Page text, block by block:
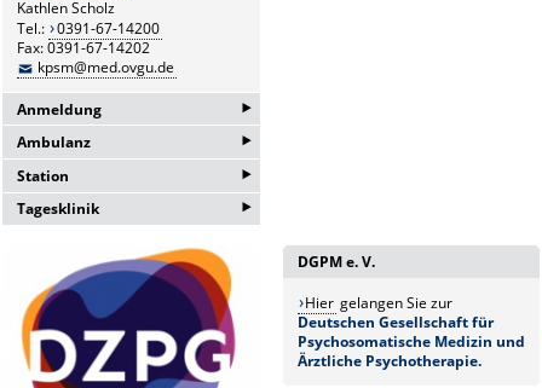
Kathlen Scholz
Tel.: 0391-67-14200
Fax: 0391-67-14202
kpsm@med.ovgu.de
Tagesklinik ‣
Dr. med Sarah Lison
Oberärztin und Bereichsleitung
der Tageskliniken
Tagesklinik 1
Station ‣
Dr. med Malte Pennewitz
Oberarzt und Bereichsleitung
Station 1
Haus 8, 7. OG, Zi. 712
Dr. med Marius Binneböse
Oberarzt und Bereichsleitung
Ambulanz ‣
Dr. med Franziksa Körner
Oberärztin und Bereichsleitung
Tel.: 0391-67-14251
Anmeldung ‣
Anmeldung Ambulanz
Tageskliniken
Ivonne Seidel
Haus 8, 4. OG, Zi 425
Fax: 0391-67-25702
kpsm@med.ovgu.de
DGPM e. V.
Hier gelangen Sie zur
Deutschen Gesellschaft für
Psychosomatische Medizin und
Ärztliche Psychotherapie.